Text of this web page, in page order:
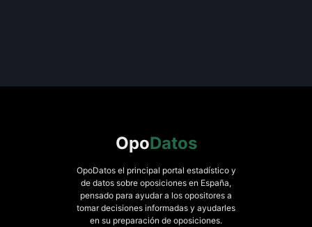
OpoDatos
OpoDatos el principal portal estadístico y
de datos sobre oposiciones en España,
pensado para ayudar a los opositores a
tomar decisiones informadas y ayudarles
en su preparación de oposiciones.